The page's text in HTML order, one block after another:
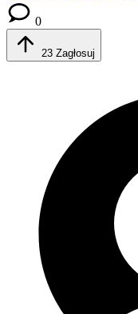
0
23 Zagłosuj